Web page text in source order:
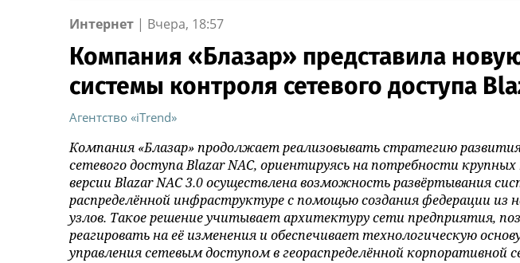
Интернет | Вчера, 18:57
Компания «Блазар» представила
системы контроля сетевого доступа
Агентство «iTrend»
Компания «Блазар» продолжает реализовывать стратегию
сетевого доступа Blazar NAC, ориентируясь на потребности
версии Blazar NAC 3.0 осуществлена возможность развёртывания
распределённой инфраструктуре с помощью создания федерации из
узлов. Такое решение учитывает архитектуру сети предприятия,
реагировать на её изменения и обеспечивает технологическую
управления сетевым доступом в геораспределённой корпоративной